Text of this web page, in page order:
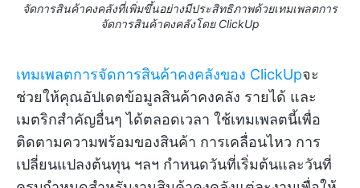
จัดการสินค้าคงคลังที่เพิ่มขึ้นอย่างมีประสิทธิภาพด้วยเทมเพลตการ
จัดการสินค้าคงคลังโดย ClickUp
เทมเพลตการจัดการสินค้าคงคลังของ ClickUpจะ
ช่วยให้คุณอัปเดตข้อมูลสินค้าคงคลัง รายได้ และ
เมตริกสำคัญอื่นๆ ได้ตลอดเวลา ใช้เทมเพลตนี้เพื่อ
ติดตามความพร้อมของสินค้า การเคลื่อนไหว การ
เปลี่ยนแปลงต้นทุน ฯลฯ กำหนดวันที่เริ่มต้นและวันที่